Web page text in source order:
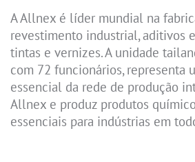
A Allnex é líder mundial na
revestimento industrial, aditivos
tintas e vernizes. A unidade
com 72 funcionários, representa
essencial da rede de produção
Allnex e produz produtos
essenciais para indústrias em